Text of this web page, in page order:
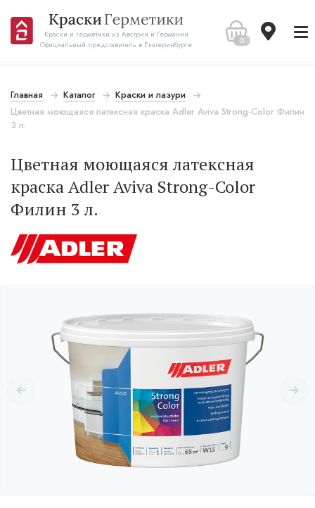
Краски и герметики из Австрии и Германии
Официальный представитель в Екатеринбурге
0
Главная Каталог
Краски и лазури
Цветная моющаяся латексная краска Adler Aviva Strong-Color Филин
3 л.
Цветная моющаяся латексная
краска Adler Aviva Strong-Color
Филин 3 л.